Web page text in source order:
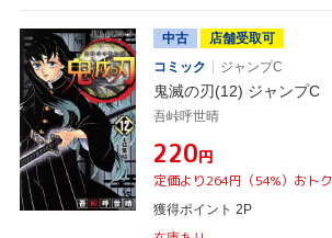
中古
店舗受取可
コミック
ジャンプC
鬼滅の刃(12) ジャンプC
吾峠呼世晴
¥220円
定価より264円（54%）おトク
獲得ポイント 2P